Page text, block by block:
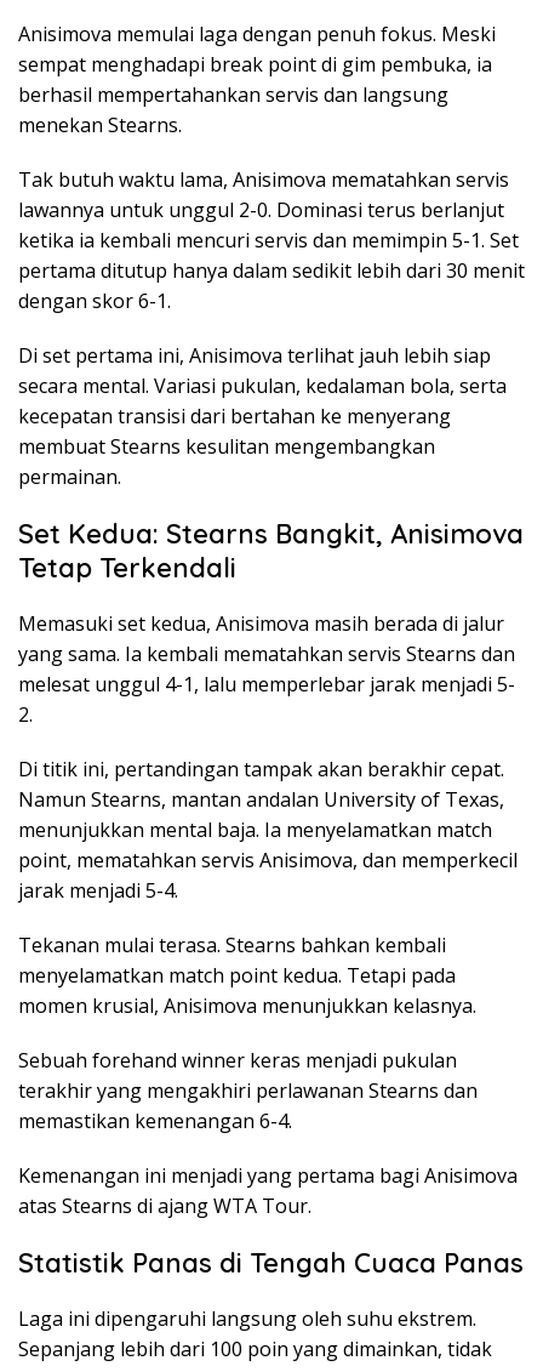
Anisimova memulai laga dengan penuh fokus. Meski
sempat menghadapi break point di gim pembuka, ia
berhasil mempertahankan servis dan langsung
menekan Stearns.
Tak butuh waktu lama, Anisimova mematahkan servis
lawannya untuk unggul 2-0. Dominasi terus berlanjut
ketika ia kembali mencuri servis dan memimpin 5-1. Set
pertama ditutup hanya dalam sedikit lebih dari 30 menit
dengan skor 6-1.
Di set pertama ini, Anisimova terlihat jauh lebih siap
secara mental. Variasi pukulan, kedalaman bola, serta
kecepatan transisi dari bertahan ke menyerang
membuat Stearns kesulitan mengembangkan
permainan.
Set Kedua: Stearns Bangkit, Anisimova
Tetap Terkendali
Memasuki set kedua, Anisimova masih berada di jalur
yang sama. Ia kembali mematahkan servis Stearns dan
melesat unggul 4-1, lalu memperlebar jarak menjadi 5-
2.
Di titik ini, pertandingan tampak akan berakhir cepat.
Namun Stearns, mantan andalan University of Texas,
menunjukkan mental baja. Ia menyelamatkan match
point, mematahkan servis Anisimova, dan memperkecil
jarak menjadi 5-4.
Tekanan mulai terasa. Stearns bahkan kembali
menyelamatkan match point kedua. Tetapi pada
momen krusial, Anisimova menunjukkan kelasnya.
Sebuah forehand winner keras menjadi pukulan
terakhir yang mengakhiri perlawanan Stearns dan
memastikan kemenangan 6-4.
Kemenangan ini menjadi yang pertama bagi Anisimova
atas Stearns di ajang WTA Tour.
Statistik Panas di Tengah Cuaca Panas
Laga ini dipengaruhi langsung oleh suhu ekstrem.
Sepanjang lebih dari 100 poin yang dimainkan, tidak